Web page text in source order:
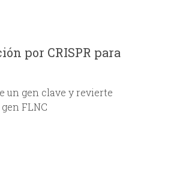
por CRISPR para
un gen clave y revierte
FLNC